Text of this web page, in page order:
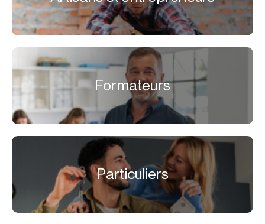
Formateurs
Particuliers